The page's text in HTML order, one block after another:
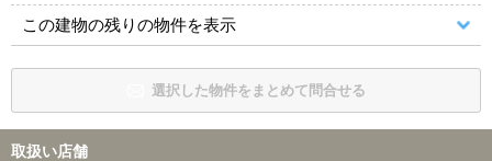
この建物の残りの物件を表示
選択した物件をまとめて問合せる
取扱い店舗